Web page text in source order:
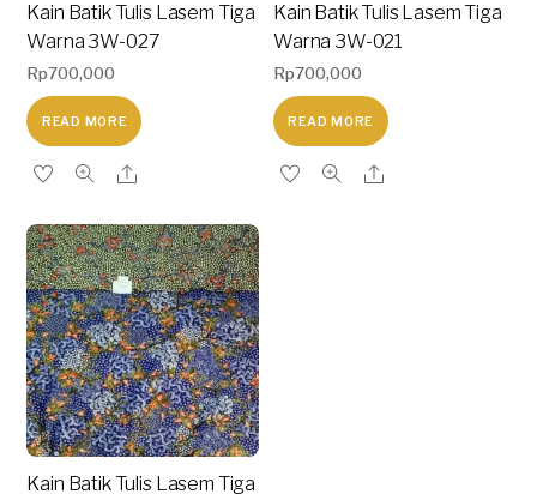
Kain Batik Tulis Lasem Tiga
Warna 3W-027
Rp700,000
READ MORE
Kain Batik Tulis Lasem Tiga
Warna 3W-021
Rp700,000
READ MORE
Kain Batik Tulis Lasem Tiga